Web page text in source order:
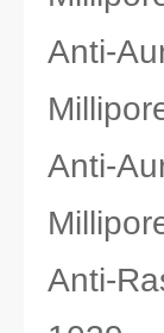
Anti-
Anti-
Anti-